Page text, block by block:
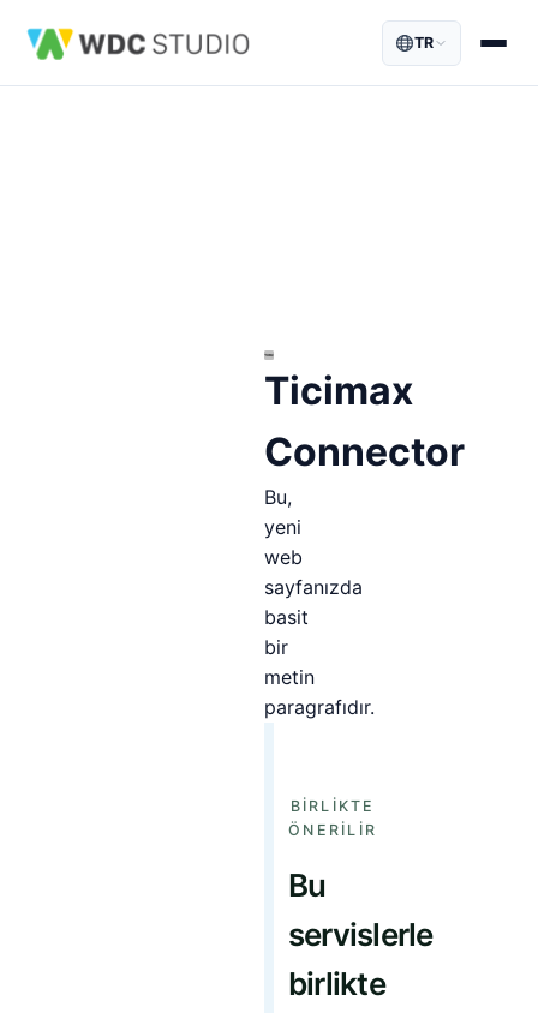
TR
Ticimax
Connector
Bu,
yeni
web
sayfanızda
basit
bir
metin
paragrafıdır.
BIRLIKTE
ÖNERILIR
Bu
servislerle
birlikte